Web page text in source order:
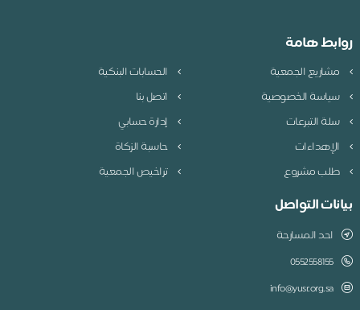
روابط هامة
مشاريع الجمعية
الحسابات البنكية
سياسة الخصوصية
اتصل بنا
سلة التبرعات
إدارة حسابي
الإهداءات
حاسبة الزكاة
طلب مشروع
تراخيص الجمعية
بيانات التواصل
احد المسارحة
0552558155
info@yusr.org.sa